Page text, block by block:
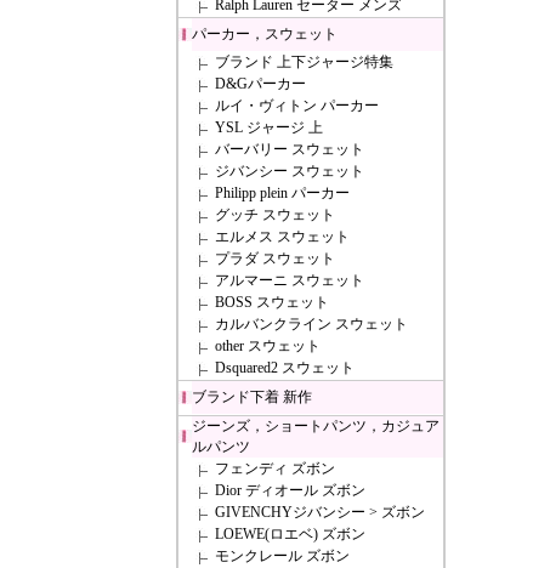
Ralph Lauren セーター メンズ
パーカー，スウェット
ブランド 上下ジャージ特集
D&Gパーカー
ルイ・ヴィトン パーカー
YSL ジャージ 上
バーバリー スウェット
ジバンシー スウェット
Philipp plein パーカー
グッチ スウェット
エルメス スウェット
プラダ スウェット
アルマーニ スウェット
BOSS スウェット
カルバンクライン スウェット
other スウェット
Dsquared2 スウェット
ブランド下着 新作
ジーンズ，ショートパンツ，カジュア
ルパンツ
フェンディ ズボン
Dior ディオール ズボン
GIVENCHYジバンシー > ズボン
LOEWE(ロエベ) ズボン
モンクレール ズボン